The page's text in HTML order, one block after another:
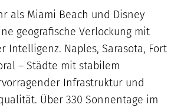
als Miami Beach und Disney
geografische Verlockung mit
Intelligenz. Naples, Sarasota, Fort
– Städte mit stabilem
Infrastruktur und
Über 330 Sonnentage im